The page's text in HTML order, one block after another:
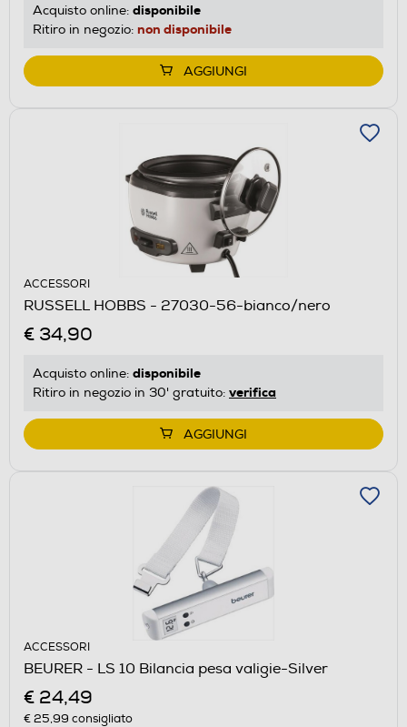
Acquisto online: disponibile
Ritiro in negozio: non disponibile
AGGIUNGI
ACCESSORI
RUSSELL HOBBS - 27030-56-bianco/nero
€ 34,90
Acquisto online: disponibile
Ritiro in negozio in 30' gratuito: verifica
AGGIUNGI
ACCESSORI
BEURER - LS 10 Bilancia pesa valigie-Silver
€ 24,49
€ 25,99 consigliato